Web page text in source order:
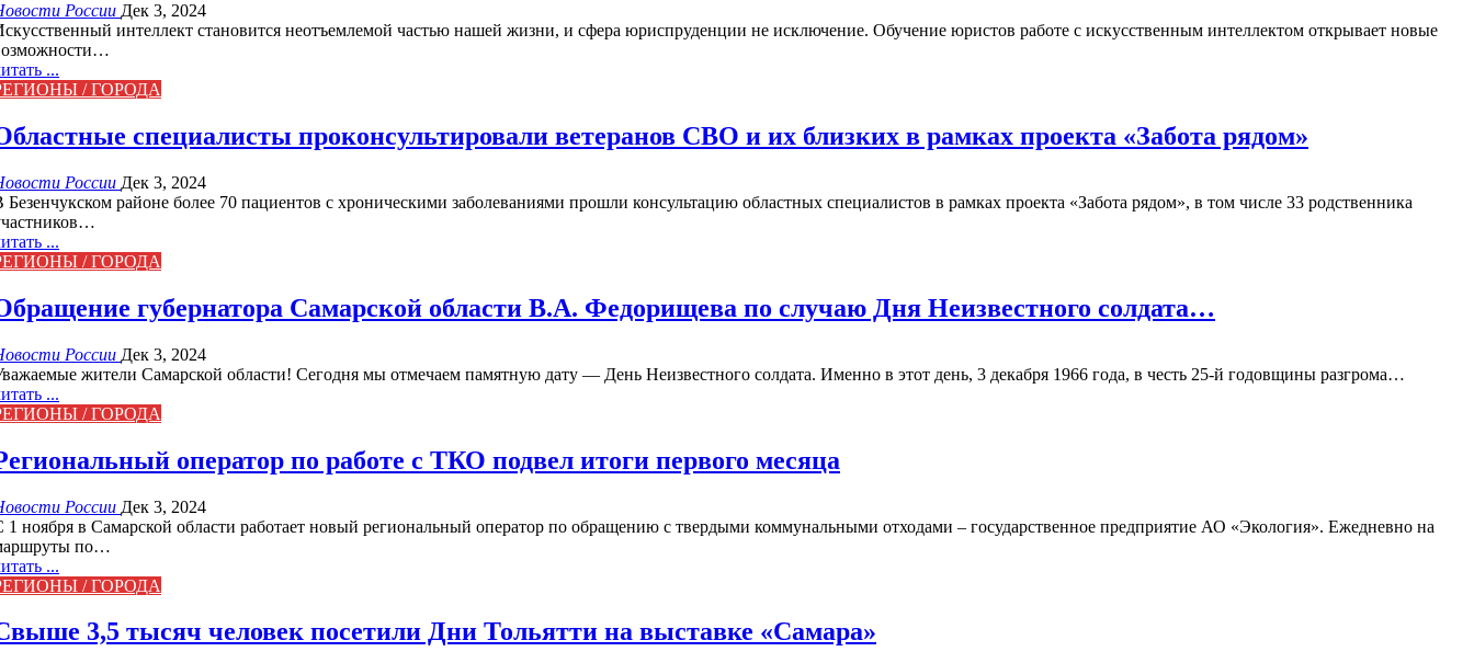
России Дек 3, 2024
интеллект становится неотъемлемой частью нашей жизни, и сфера юриспруденции не исключение. Обучение юристов работе с искусственным интеллектом открывает новые
...
/ ГОРОДА
специалисты проконсультировали ветеранов СВО и их близких в рамках проекта «Забота рядом»
России Дек 3, 2024
Безенчукском районе более 70 пациентов с хроническими заболеваниями прошли консультацию областных специалистов в рамках проекта «Забота рядом», в том числе 33 родственника
...
/ ГОРОДА
губернатора Самарской области В.А. Федорищева по случаю Дня Неизвестного солдата…
России Дек 3, 2024
жители Самарской области! Сегодня мы отмечаем памятную дату — День Неизвестного солдата. Именно в этот день, 3 декабря 1966 года, в честь 25-й годовщины разгрома…
...
/ ГОРОДА
оператор по работе с ТКО подвел итоги первого месяца
России Дек 3, 2024
1 ноября в Самарской области работает новый региональный оператор по обращению с твердыми коммунальными отходами – государственное предприятие АО «Экология». Ежедневно на
по…
...
/ ГОРОДА
3,5 тысяч человек посетили Дни Тольятти на выставке «Самара»